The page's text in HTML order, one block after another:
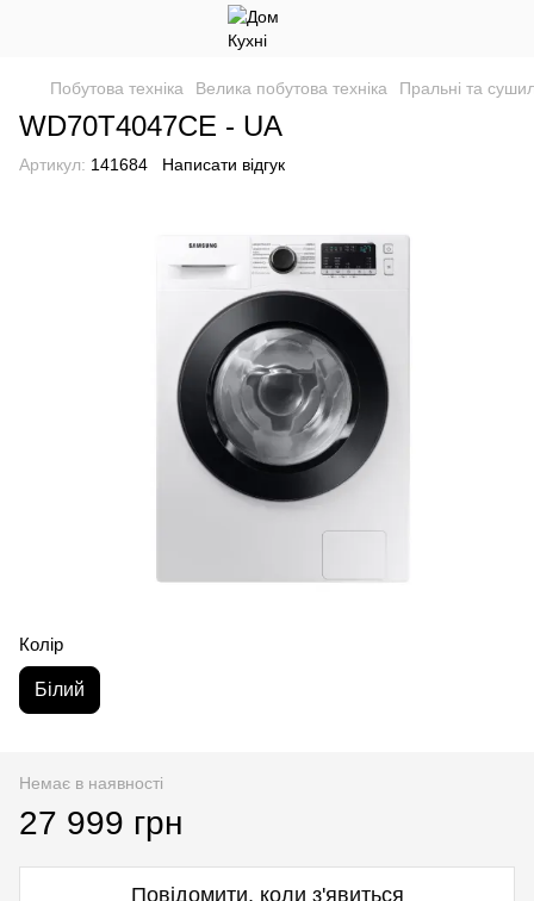
Побутова техніка Велика побутова техніка Пральні та
WD70T4047CE - UA
Артикул: 141684 Написати відгук
Колір
Білий
Немає в наявності
27 999 грн
Повідомити, коли з'явиться